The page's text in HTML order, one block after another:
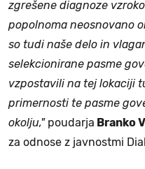
zgrešene diagnoze
popolnoma neosnovano
so tudi naše delo in
selekcionirane pasme
vzpostavili na tej lokaciji
primernosti te pasme
okolju,"poudarja Branko
za odnose z javnostmi